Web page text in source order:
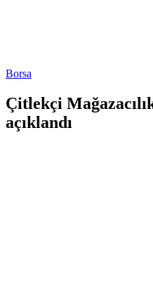
Borsa
Çitlekçi
açıklandı